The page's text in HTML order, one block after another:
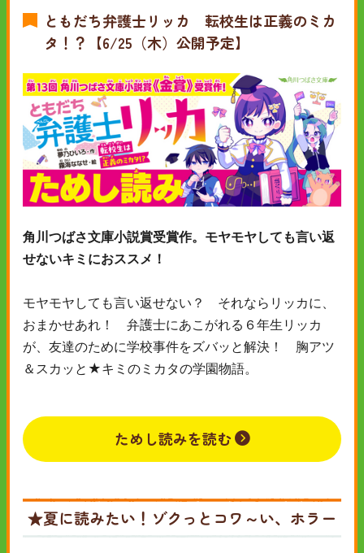
ともだち弁護士リッカ 転校生は正義のミカ
タ！？【6/25（木）公開予定】
角川つばさ文庫小説賞受賞作。モヤモヤしても言い返
せないキミにおススメ！
モヤモヤしても言い返せない？ それならリッカに、
おまかせあれ！ 弁護士にあこがれる６年生リッカ
が、友達のために学校事件をズバッと解決！ 胸アツ
＆スカッと★キミのミカタの学園物語。
ためし読みを読む
★夏に読みたい！ゾクっとコワ～い、ホラー